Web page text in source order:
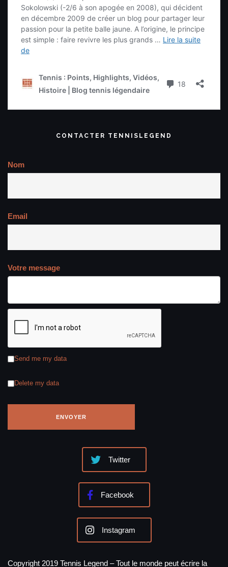
CONTACTER TENNISLEGEND
Nom
Email
Votre message
Send me my data
Delete my data
Twitter
Facebook
Instagram
Copyright 2019 Tennis Legend – Tout le monde peut écrire la